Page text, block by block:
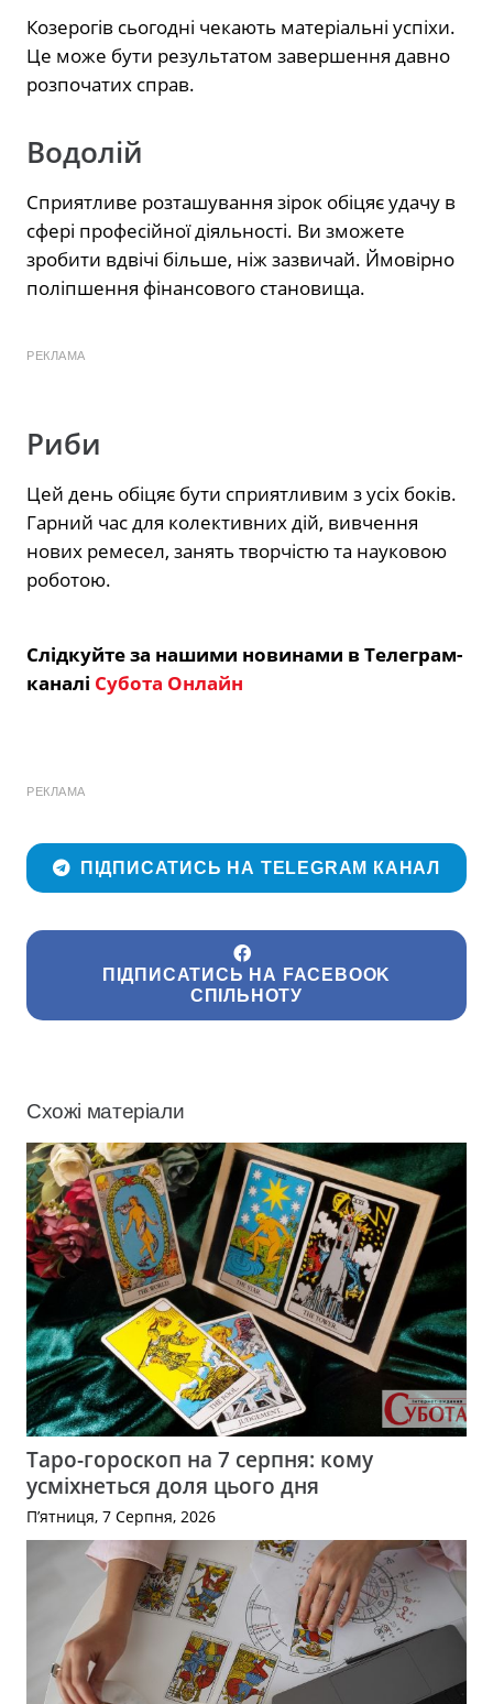
Козерогів сьогодні чекають матеріальні успіхи.
Це може бути результатом завершення давно
розпочатих справ.
Водолій
Сприятливе розташування зірок обіцяє удачу в
сфері професійної діяльності. Ви зможете
зробити вдвічі більше, ніж зазвичай. Ймовірно
поліпшення фінансового становища.
РЕКЛАМА
Риби
Цей день обіцяє бути сприятливим з усіх боків.
Гарний час для колективних дій, вивчення
нових ремесел, занять творчістю та науковою
роботою.
Слідкуйте за нашими новинами в Телеграм-
каналі Субота Онлайн
РЕКЛАМА
ПІДПИСАТИСЬ НА TELEGRAM КАНАЛ
ПІДПИСАТИСЬ НА FACEBOOK
СПІЛЬНОТУ
Схожі матеріали
Таро-гороскоп на 7 серпня: кому
усміхнеться доля цього дня
П’ятниця, 7 Серпня, 2026